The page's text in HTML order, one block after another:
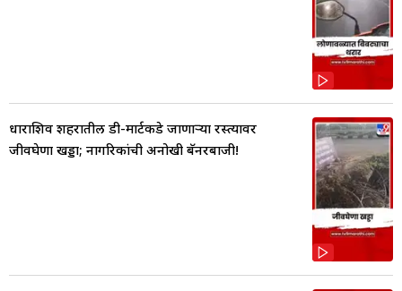
धाराशिव शहरातील डी-मार्टकडे जाणाऱ्या रस्त्यावर
जीवघेणा खड्डा; नागरिकांची अनोखी बॅनरबाजी!